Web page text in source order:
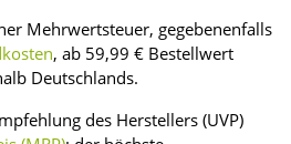
Mehrwertsteuer, gegebenenfalls
, ab 59,99 € Bestellwert
Deutschlands.
des Herstellers (UVP)